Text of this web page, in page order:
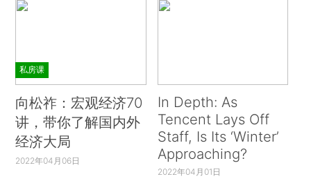
私房课
向松祚：宏观经济70
讲，带你了解国内外
经济大局
2022年04月06日
In Depth: As
Tencent Lays Off
Staff, Is Its ‘Winter’
Approaching?
2022年04月01日